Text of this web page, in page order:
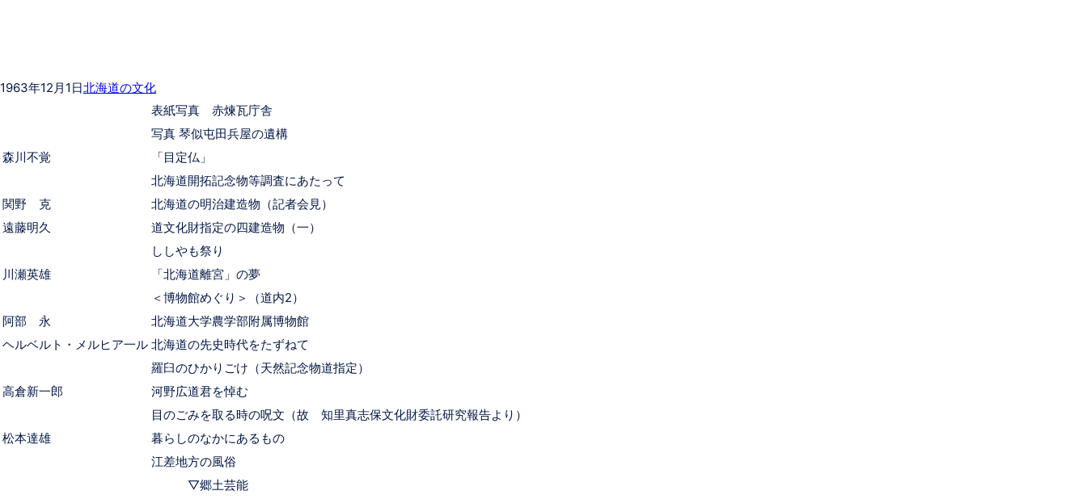
1963年12月1日北海道の文化
表紙写真 赤煉瓦庁舎
写真 琴似屯田兵屋の遺構
森川不覚
「目定仏」
北海道開拓記念物等調査にあたって
関野 克
北海道の明治建造物（記者会見）
遠藤明久
道文化財指定の四建造物（一）
ししやも祭り
川瀬英雄
「北海道離宮」の夢
＜博物館めぐり＞（道内2）
阿部 永
北海道大学農学部附属博物館
ヘルベルト・メルヒア一ル 北海道の先史時代をたずねて
羅臼のひかりごけ（天然記念物道指定）
高倉新一郎
河野広道君を悼む
目のごみを取る時の呪文（故 知里真志保文化財委託研究報告より）
松本達雄
暮らしのなかにあるもの
江差地方の風俗
▽郷土芸能